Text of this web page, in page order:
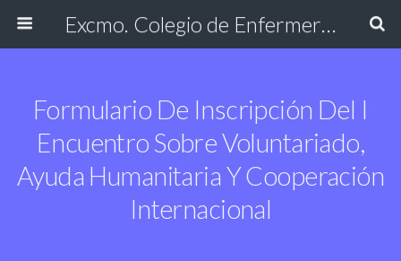
Excmo. Colegio de Enfermería de Cádiz
Formulario De Inscripción Del I
Encuentro Sobre Voluntariado,
Ayuda Humanitaria Y Cooperación
Internacional